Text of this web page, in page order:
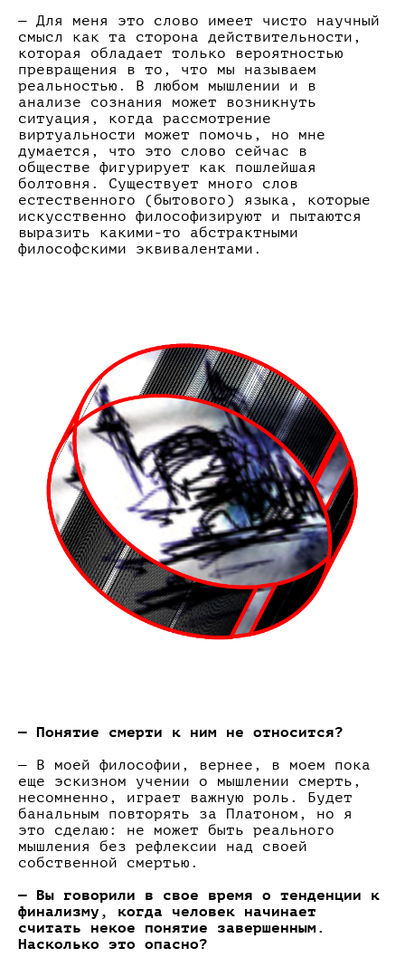
— Для меня это слово имеет чисто научный
смысл как та сторона действительности,
которая обладает только вероятностью
превращения в то, что мы называем
реальностью. В любом мышлении и в
анализе сознания может возникнуть
ситуация, когда рассмотрение
виртуальности может помочь, но мне
думается, что это слово сейчас в
обществе фигурирует как пошлейшая
болтовня. Существует много слов
естественного (бытового) языка, которые
искусственно философизируют и пытаются
выразить какими-то абстрактными
философскими эквивалентами.
— Понятие смерти к ним не относится?
— В моей философии, вернее, в моем пока
еще эскизном учении о мышлении смерть,
несомненно, играет важную роль. Будет
банальным повторять за Платоном, но я
это сделаю: не может быть реального
мышления без рефлексии над своей
собственной смертью.
— Вы говорили в свое время о тенденции к
финализму, когда человек начинает
считать некое понятие завершенным.
Насколько это опасно?